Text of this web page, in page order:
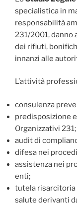
specialistica in
responsabilità
231/2001, danno
dei rifiuti,
innanzi alle
L’attività
consulenza
predisposizione
Organizzativi 231;
audit di
difesa nei
assistenza nei
enti;
tutela risarcitoria
salute derivanti